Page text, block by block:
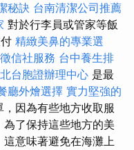
秘訣 台南清潔公司推薦
對於行李員或管家等飯
精緻美鼻的專業選
徵信社服務 台中養生排
台胞證辦理中心 是最
廳外燴選擇 實力堅強的
因為有些地方收取服
了保持這些地方的美
意味著避免在海灘上